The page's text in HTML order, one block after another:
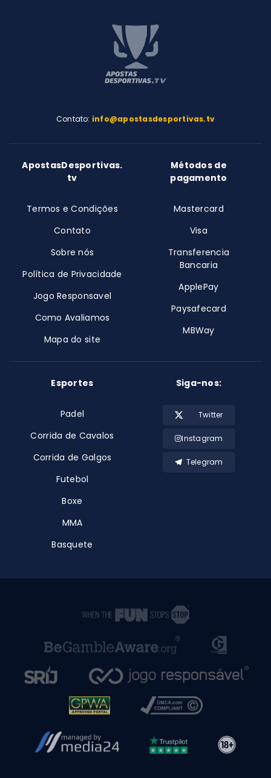
Contato: info@apostasdesportivas.tv
ApostasDesportivas.
tv
Termos e Condições
Contato
Sobre nós
Política de Privacidade
Jogo Responsavel
Como Avaliamos
Mapa do site
Métodos de
pagamento
Mastercard
Visa
Transferencia
Bancaria
ApplePay
Paysafecard
MBWay
Esportes
Padel
Corrida de Cavalos
Corrida de Galgos
Futebol
Boxe
MMA
Basquete
Siga-nos:
Twitter
Instagram
Telegram